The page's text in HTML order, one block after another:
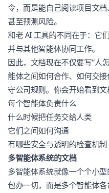
令，而是能自己阅读项目文档
甚至预测风险。
和老 AI 工具的不同在于：它
并与其他智能体协同工作。
因此，文档现在不仅要写“人
能体之间如何合作、如何交
守公司规则。你会开始看到文
每个智能体负责什么
什么时候把任务交给人类
它们之间如何沟通
有哪些安全与透明的检查机制
多智能体系统的文档
多智能体系统就像一个个小
包办一切，而是多个智能体各